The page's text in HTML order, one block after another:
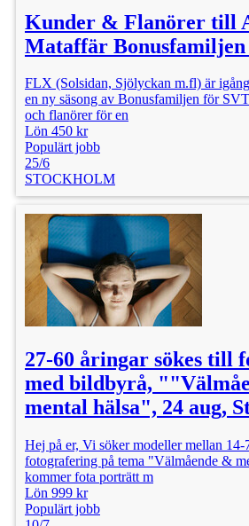
Kunder & Flanörer till
Mataffär Bonusfamiljen
FLX (Solsidan, Sjölyckan m.fl) är
en ny säsong av Bonusfamiljen för
och flanörer för en
Lön 450 kr
Populärt jobb
25/6
STOCKHOLM
27-60 åringar sökes till
med bildbyrå,
mental hälsa", 24 aug,
Hej på er, Vi söker modeller mellan
fotografering på tema "Välmående &
kommer fota porträtt m
Lön 999 kr
Populärt jobb